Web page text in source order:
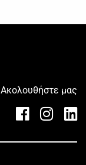
Ακολουθήστε μας